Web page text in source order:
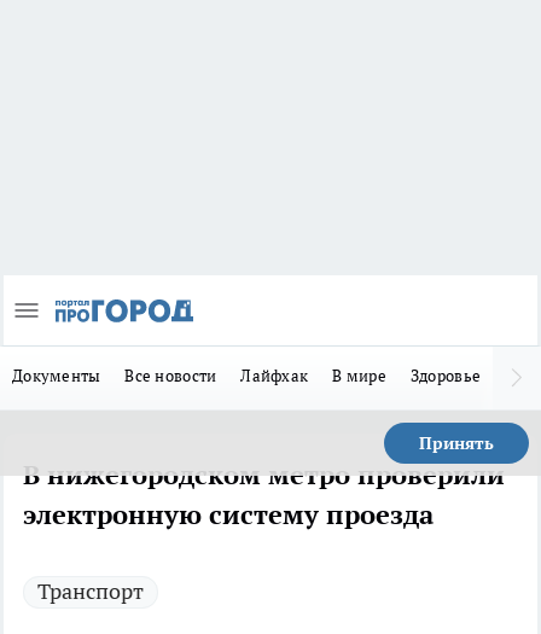
Документы Все новости Лайфхак В мире Здоровье
Принять
В нижегородском метро проверили
электронную систему проезда
Транспорт